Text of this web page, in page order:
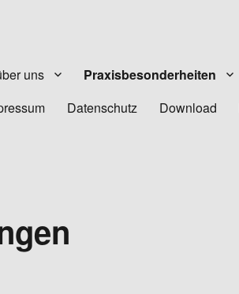
uns Praxisbesonderheiten
Datenschutz Download